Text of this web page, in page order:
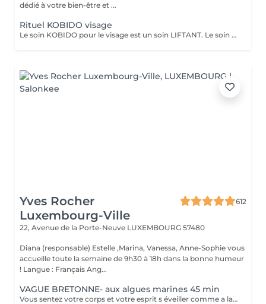
dédié à votre bien-être et ...
Rituel KOBIDO visage
Le soin KOBIDO pour le visage est un soin LIFTANT. Le soin dure 1h15, et vous permettra de lifter complètement votre visage. Il est idéal de venir démaquillé pour commencer ce rituel. La praticienne commencera par un enchaînement de serviettes chaudes, puis viendra stimuler les cellules avec un instrument le RIDOKI. Suivi d'un massage doux avec des techniques de massage spécifiques au Kobido. Puis elle effectura des points de pressions sur les méridiens, pour terminer avec un passage au ROULEAU DE JADE. Laissez-vous porter par ce rituel anti-âge d'exeption à la fois relaxant et liftant.
Yves Rocher
Luxembourg-Ville
612
22, Avenue de la Porte-Neuve LUXEMBOURG 57480
Diana (responsable) Estelle ,Marina, Vanessa, Anne-Sophie vous
accueille toute la semaine de 9h30 à 18h dans la bonne humeur
! Langue : Français Ang...
VAGUE BRETONNE- aux algues marines 45 min
Vous sentez votre corps et votre esprit s éveiller comme a la suite d un bain dans l OCEAN. Vous vous tonicité et leur confort. sentez légère et revitalisée. Vos jambes retrouvent leur tonicité et leur confort